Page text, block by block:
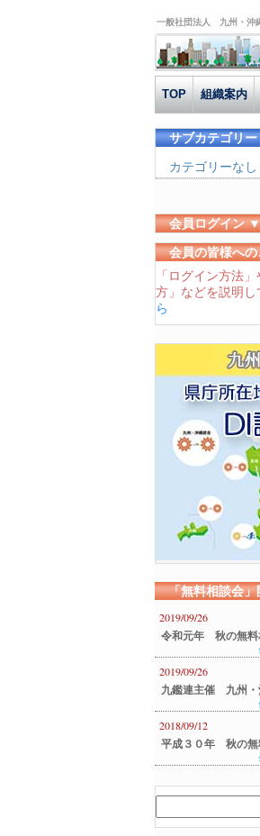
一般社団法人 九州・沖
TOP 組織案内
サブカテゴリー
カテゴリーなし
会員ログイン ▼
ユーザーID
パスワード
会員の皆様へ
「ログイン方法
方」などを説明し
ら
「無料相談会
2019/09/26
令和元年 秋の無料
2019/09/26
九鑑連主催 九州・
のご案内
2018/09/12
平成３０年 秋の無